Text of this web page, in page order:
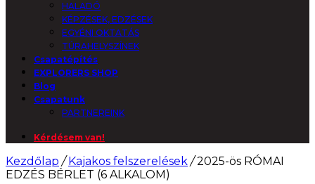
HALADÓ
KÉPZÉSEK, EDZÉSEK
EGYÉNI OKTATÁS
TÚRAHELYSZÍNEK
Csapatépítés
EXPLORERS SHOP
Blog
Csapatunk
PARTNEREINK
Kérdésem van!
Kezdőlap / Kajakos felszerelések /2025-ös RÓMAI
EDZÉS BÉRLET (6 ALKALOM)